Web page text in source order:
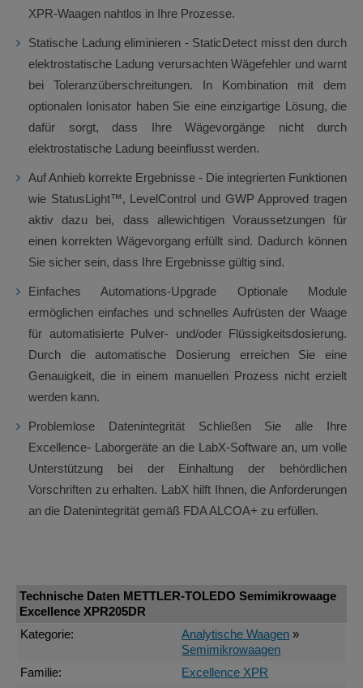
XPR-Waagen nahtlos in Ihre Prozesse.
Statische Ladung eliminieren - StaticDetect misst den durch
elektrostatische Ladung verursachten Wägefehler und warnt
bei Toleranzüberschreitungen. In Kombination mit dem
optionalen Ionisator haben Sie eine einzigartige Lösung, die
dafür sorgt, dass Ihre Wägevorgänge nicht durch
elektrostatische Ladung beeinflusst werden.
Auf Anhieb korrekte Ergebnisse - Die integrierten Funktionen
wie StatusLight™, LevelControl und GWP Approved tragen
aktiv dazu bei, dass allewichtigen Voraussetzungen für
einen korrekten Wägevorgang erfüllt sind. Dadurch können
Sie sicher sein, dass Ihre Ergebnisse gültig sind.
Einfaches Automations-Upgrade Optionale Module
ermöglichen einfaches und schnelles Aufrüsten der Waage
für automatisierte Pulver- und/oder Flüssigkeitsdosierung.
Durch die automatische Dosierung erreichen Sie eine
Genauigkeit, die in einem manuellen Prozess nicht erzielt
werden kann.
Problemlose Datenintegrität Schließen Sie alle Ihre
Excellence- Laborgeräte an die LabX-Software an, um volle
Unterstützung bei der Einhaltung der behördlichen
Vorschriften zu erhalten. LabX hilft Ihnen, die Anforderungen
an die Datenintegrität gemäß FDA ALCOA+ zu erfüllen.
Technische Daten METTLER-TOLEDO Semimikrowaage
Excellence XPR205DR
Kategorie:
Analytische Waagen »
Semimikrowaagen
Familie:
Excellence XPR